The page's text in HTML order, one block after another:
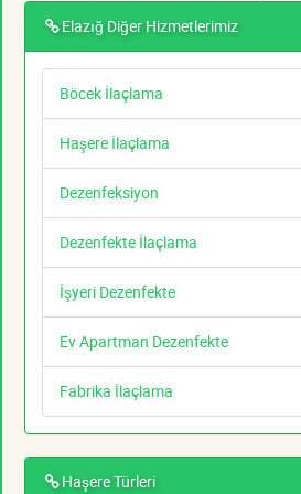
Elazığ Diğer Hizmetlerimiz
Böcek İlaçlama
Haşere İlaçlama
Dezenfeksiyon
Dezenfekte İlaçlama
İşyeri Dezenfekte
Ev Apartman Dezenfekte
Fabrika İlaçlama
Haşere Türleri